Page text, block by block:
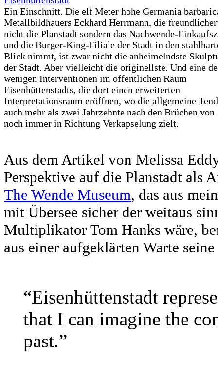
Ein Einschnitt. Die elf Meter hohe Germania
Metallbildhauers Eckhard Herrmann, die
nicht die Planstadt sondern das Nachwende-
und die Burger-King-Filiale der Stadt in den
Blick nimmt, ist zwar nicht die anheimelndste
der Stadt. Aber vielleicht die originellste. Und eine
wenigen Interventionen im öffentlichen Raum
Eisenhüttenstadts, die dort einen erweiterten
Interpretationsraum eröffnen, wo die allgemeine
auch mehr als zwei Jahrzehnte nach den Brüchen von
noch immer in Richtung Verkapselung zielt.
Aus dem Artikel von Melissa
Perspektive auf die Planstadt als
The Wende Museum, das aus
mit Übersee sicher der weitaus
Multiplikator Tom Hanks wäre,
aus einer aufgeklärten Warte
“Eisenhüttenstadt
that I can imagine the
past.”